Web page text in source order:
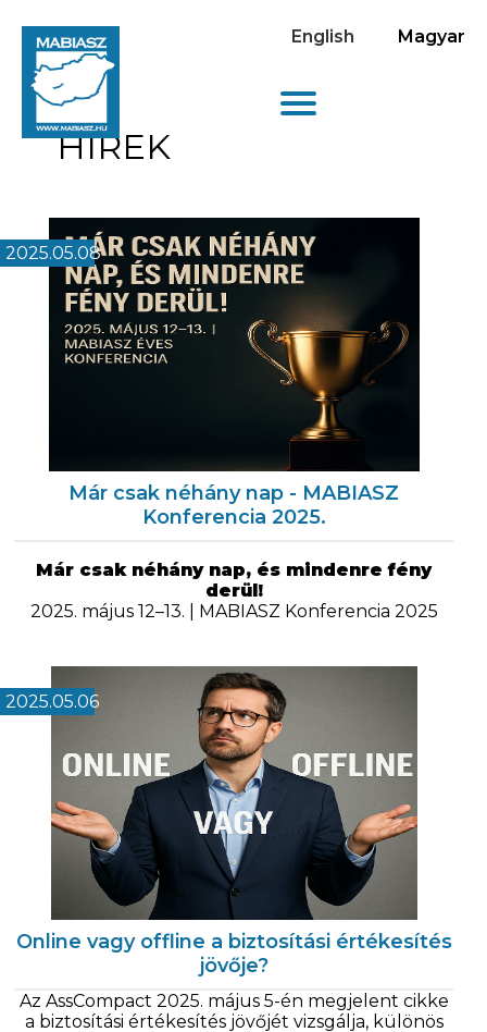
English Magyar
HÍREK
2025.05.08
Már csak néhány nap - MABIASZ
Konferencia 2025.
Már csak néhány nap, és mindenre fény
derül!
2025. május 12–13. | MABIASZ Konferencia 2025
2025.05.06
Online vagy offline a biztosítási értékesítés
jövője?
Az AssCompact 2025. május 5-én megjelent cikke
a biztosítási értékesítés jövőjét vizsgálja, különös